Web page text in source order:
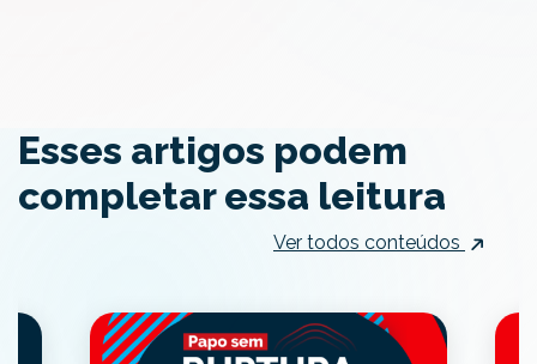
Esses artigos podem
completar essa leitura
Ver todos conteúdos